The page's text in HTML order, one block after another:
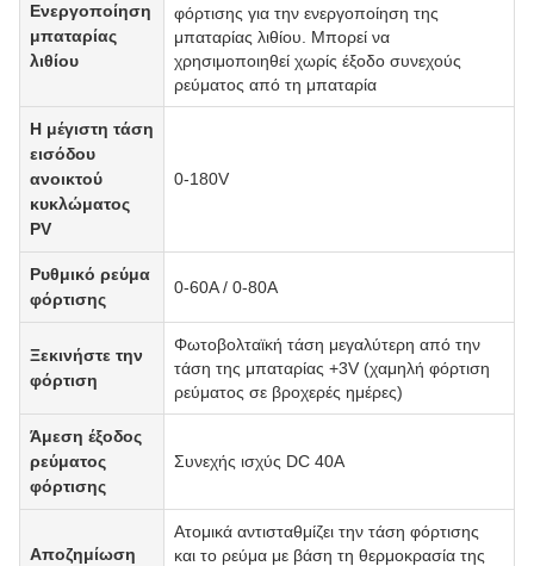
Ενεργοποίηση
μπαταρίας
λιθίου
φόρτισης για την ενεργοποίηση της
μπαταρίας λιθίου. Μπορεί να
χρησιμοποιηθεί χωρίς έξοδο συνεχούς
ρεύματος από τη μπαταρία
Η μέγιστη τάση
εισόδου
ανοικτού
κυκλώματος
PV
0-180V
Ρυθμικό ρεύμα
φόρτισης
0-60A / 0-80A
Ξεκινήστε την
φόρτιση
Φωτοβολταϊκή τάση μεγαλύτερη από την
τάση της μπαταρίας +3V (χαμηλή φόρτιση
ρεύματος σε βροχερές ημέρες)
Άμεση έξοδος
ρεύματος
φόρτισης
Συνεχής ισχύς DC 40A
Αποζημίωση
Ατομικά αντισταθμίζει την τάση φόρτισης
και το ρεύμα με βάση τη θερμοκρασία της